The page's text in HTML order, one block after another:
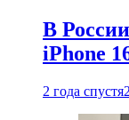
В
iPhone
2 года спустя